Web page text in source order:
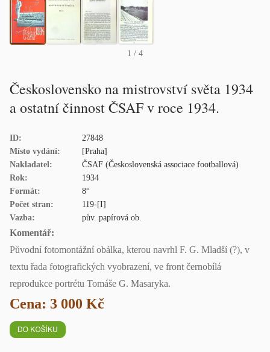
1 / 4
Československo na mistrovství světa 1934
a ostatní činnost ČSAF v roce 1934.
ID:
27848
Místo vydání:
[Praha]
Nakladatel:
ČSAF (Československá associace footballová)
Rok:
1934
Formát:
8°
Počet stran:
119-[I]
Vazba:
pův. papírová ob.
Komentář:
Původní fotomontážní obálka, kterou navrhl F. G. Mladší (?), v
textu řada fotografických vyobrazení, ve front černobílá
reprodukce portrétu Tomáše G. Masaryka.
Cena: 3 000 Kč